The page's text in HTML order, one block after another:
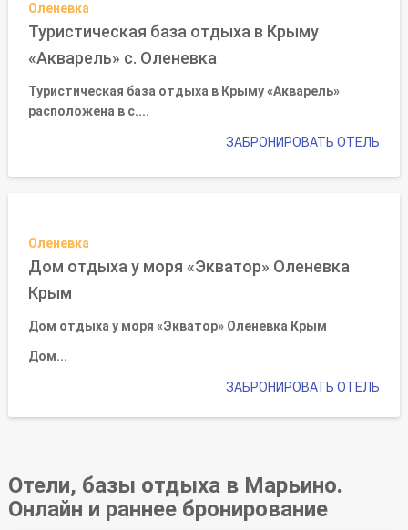
Оленевка
Туристическая база отдыха в Крыму
«Акварель» с. Оленевка
Туристическая база отдыха в Крыму «Акварель»
расположена в с....
ЗАБРОНИРОВАТЬ ОТЕЛЬ
Оленевка
Дом отдыха у моря «Экватор» Оленевка
Крым
Дом отдыха у моря «Экватор» Оленевка Крым
Дом...
ЗАБРОНИРОВАТЬ ОТЕЛЬ
Отели, базы отдыха в Марьино.
Онлайн и раннее бронирование